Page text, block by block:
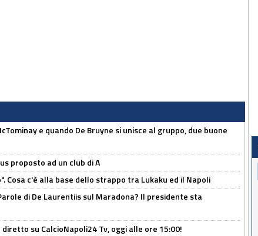
e quando De Bruyne si unisce al gruppo, due buone
proposto ad un club di A
Cosa c'è alla base dello strappo tra Lukaku ed il Napoli
di De Laurentiis sul Maradona? Il presidente sta
diretto su CalcioNapoli24 Tv, oggi alle ore 15:00!